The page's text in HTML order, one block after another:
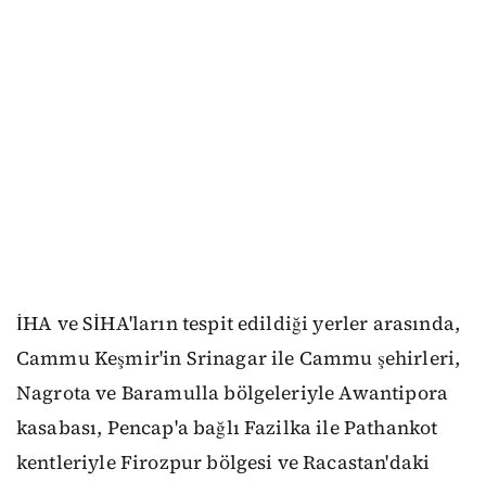
İHA ve SİHA'ların tespit edildiği yerler arasında,
Cammu Keşmir'in Srinagar ile Cammu şehirleri,
Nagrota ve Baramulla bölgeleriyle Awantipora
kasabası, Pencap'a bağlı Fazilka ile Pathankot
kentleriyle Firozpur bölgesi ve Racastan'daki